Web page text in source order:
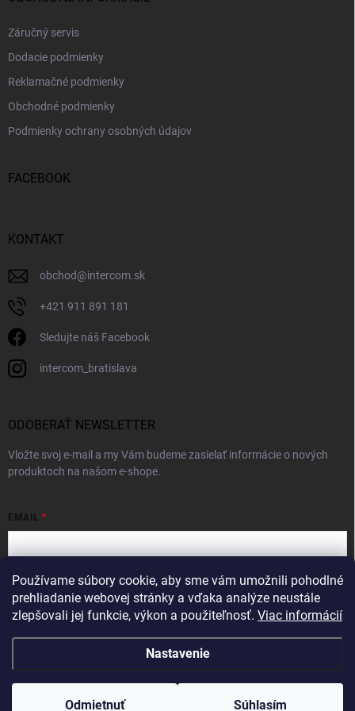
Používame súbory cookie, aby sme vám umožnili pohodlné
prehliadanie webovej stránky a vďaka analýze neustále
zlepšovali jej funkcie, výkon a použiteľnosť. Viac informácií
Nastavenie
Odmietnuť Súhlasím
Záručný servis
Dodacie podmienky
Reklamačné podmienky
Obchodné podmienky
Podmienky ochrany osobných údajov
FACEBOOK
KONTAKT
obchod@intercom.sk
+421 911 891 181
Sledujte náš Facebook
intercom_bratislava
ODOBERAŤ NEWSLETTER
Vložte svoj e-mail a my Vám budeme zasielať informácie o nových
produktoch na našom e-shope.
EMAIL
Vložením e-mailu súhlasíte spodmienkami ochrany osobných údajov
Prihlásiť sa
Copyright 2026 . Všetky práva vyhradené.